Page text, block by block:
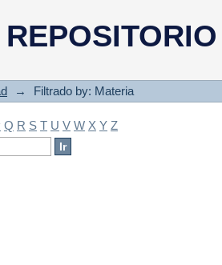
→ Filtrado by: Materia
Q R S T U V W X Y Z